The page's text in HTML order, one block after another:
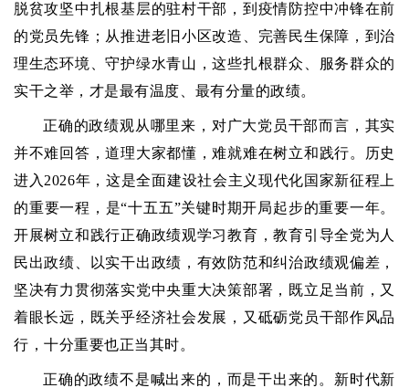
脱贫攻坚中扎根基层的驻村干部，到疫情防控中冲锋在前
的党员先锋；从推进老旧小区改造、完善民生保障，到治
理生态环境、守护绿水青山，这些扎根群众、服务群众的
实干之举，才是最有温度、最有分量的政绩。
正确的政绩观从哪里来，对广大党员干部而言，其实
并不难回答，道理大家都懂，难就难在树立和践行。历史
进入2026年，这是全面建设社会主义现代化国家新征程上
的重要一程，是“十五五”关键时期开局起步的重要一年。
开展树立和践行正确政绩观学习教育，教育引导全党为人
民出政绩、以实干出政绩，有效防范和纠治政绩观偏差，
坚决有力贯彻落实党中央重大决策部署，既立足当前，又
着眼长远，既关乎经济社会发展，又砥砺党员干部作风品
行，十分重要也正当其时。
正确的政绩不是喊出来的，而是干出来的。新时代新